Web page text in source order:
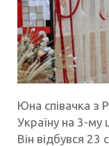
Юна співачка з
Україну на 3-му
Він відбувся 23